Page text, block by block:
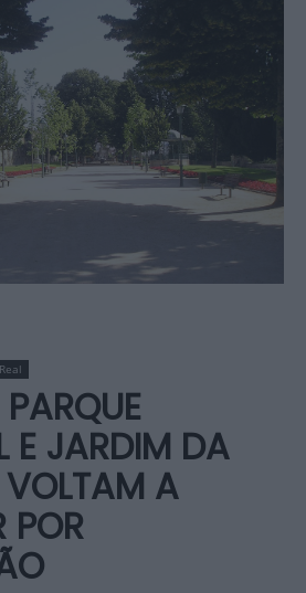
E JARDIM DA
VOLTAM A
POR